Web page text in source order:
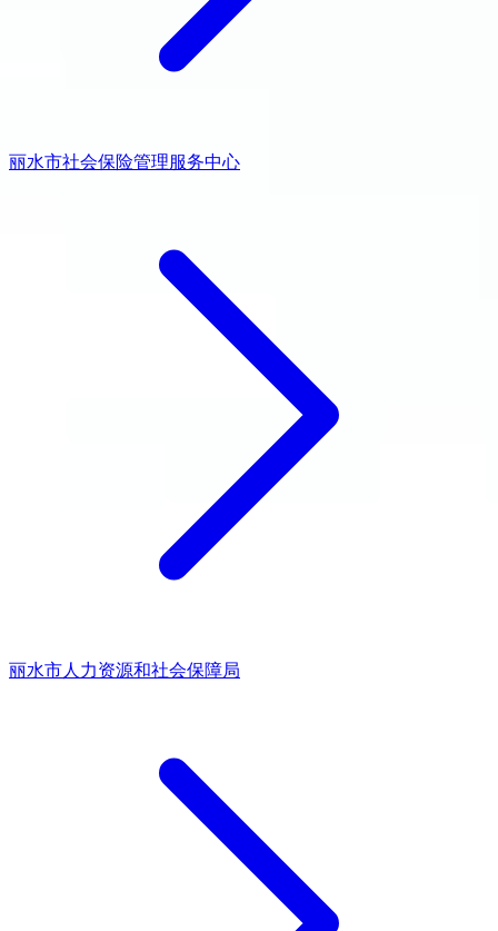
丽水市社会保险管理服务中心
丽水市人力资源和社会保障局